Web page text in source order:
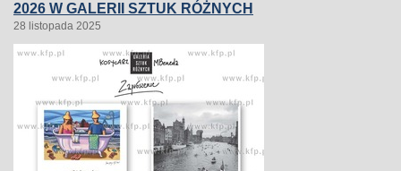
2026 W GALERII SZTUK RÓŻNYCH
28 listopada 2025